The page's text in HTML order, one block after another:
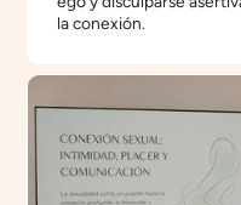
la conexión.